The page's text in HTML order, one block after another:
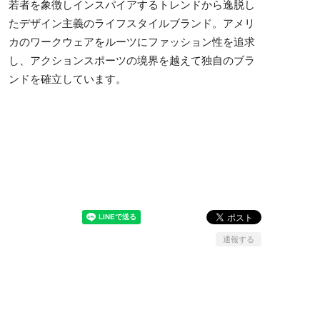
若者を象徴しインスパイアするトレンドから逸脱し
たデザイン主義のライフスタイルブランド。アメリ
カのワークウェアをルーツにファッション性を追求
し、アクションスポーツの境界を越えて独自のブラ
ンドを確立しています。
通報する